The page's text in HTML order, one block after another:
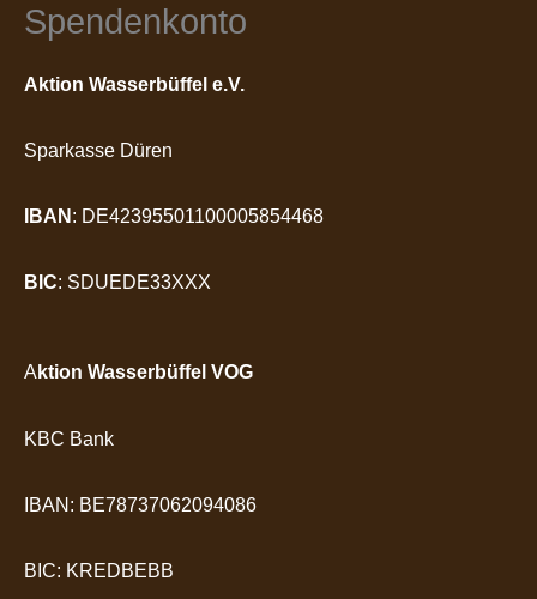
Spendenkonto
Aktion Wasserbüffel e.V.
Sparkasse Düren
IBAN : DE42395501100005854468
BIC: SDUEDE33XXX
A ktion Wasserbüffel VOG
KBC Bank
IBAN: BE78737062094086
BIC: KREDBEBB